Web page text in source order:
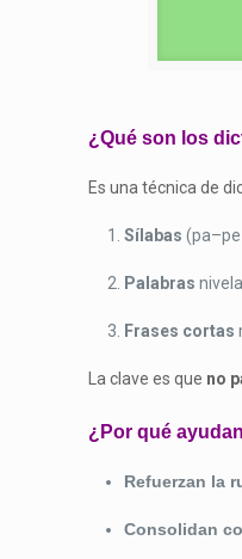
¿Qué son los
Es una técnica de
Sílabas
Palabras
Frases cortas
La clave es que no
¿Por qué
Refuerzan la
Consolidan